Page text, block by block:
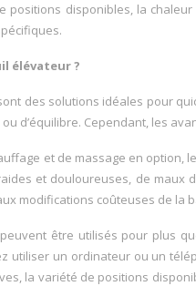
positions disponibles, la
élévateur ?
des solutions idéales pour
d’équilibre. Cependant, les
et de massage en
et douloureuses, de maux
modifications coûteuses de la
être utilisés pour plus
utiliser un ordinateur ou un
la variété de positions